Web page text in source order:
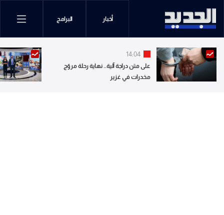
أخبار البرامج
14:04
على متن دراجة آلية.. نهاية رحلة مروّج
مخدرات في غزير